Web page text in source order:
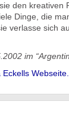
den kreativen
Dinge, die
verlasse sich
im
Webseite.